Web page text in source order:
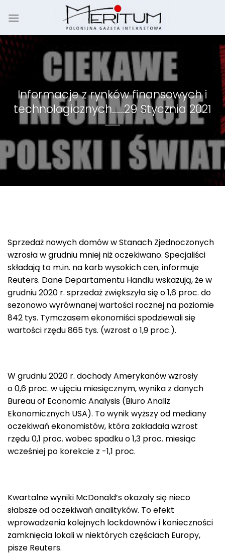
Informacje z rynków finansowych i
technologicznych……29 Stycznia 2021
Sprzedaż nowych domów w Stanach Zjednoczonych
wzrosła w grudniu mniej niż oczekiwano. Specjaliści
składają to m.in. na karb wysokich cen, informuje
Reuters. Dane Departamentu Handlu wskazują, że w
grudniu 2020 r. sprzedaż zwiększyła się o 1,6 proc. do
sezonowo wyrównanej wartości rocznej na poziomie
842 tys. Tymczasem ekonomiści spodziewali się
wartości rzędu 865 tys. (wzrost o 1,9 proc.).
W grudniu 2020 r. dochody Amerykanów wzrosły
o 0,6 proc. w ujęciu miesięcznym, wynika z danych
Bureau of Economic Analysis (Biuro Analiz
Ekonomicznych USA). To wynik wyższy od mediany
oczekiwań ekonomistów, która zakładała wzrost
rzędu 0,1 proc. wobec spadku o 1,3 proc. miesiąc
wcześniej po korekcie z -1,1 proc.
Kwartalne wyniki McDonald’s okazały się nieco
słabsze od oczekiwań analityków. To efekt
wprowadzenia kolejnych lockdownów i konieczności
zamknięcia lokali w niektórych częściach Europy,
pisze Reuters.